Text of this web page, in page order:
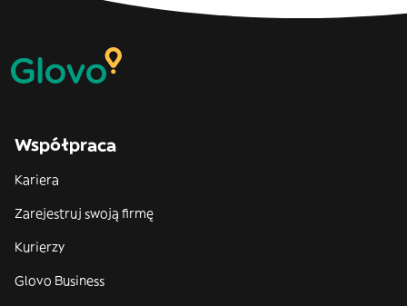
Współpraca
Kariera
Zarejestruj swoją firmę
Kurierzy
Glovo Business